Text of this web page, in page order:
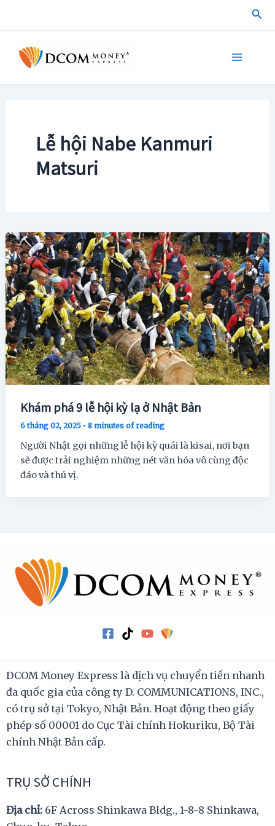
Lễ hội Nabe Kanmuri
Matsuri
Khám phá 9 lễ hội kỳ lạ ở Nhật Bản
6 tháng 02, 2025 •8 minutes of reading
Người Nhật gọi những lễ hội kỳ quái là kisai, nơi bạn
sẽ được trải nghiệm những nét văn hóa vô cùng độc
đáo và thú vị.
DCOM Money Express là dịch vụ chuyển tiền nhanh
đa quốc gia của công ty D. COMMUNICATIONS, INC.,
có trụ sở tại Tokyo, Nhật Bản. Hoạt động theo giấy
phép số 00001 do Cục Tài chính Hokuriku, Bộ Tài
chính Nhật Bản cấp.
TRỤ SỞ CHÍNH
Địa chỉ: 6F Across Shinkawa Bldg., 1-8-8 Shinkawa,